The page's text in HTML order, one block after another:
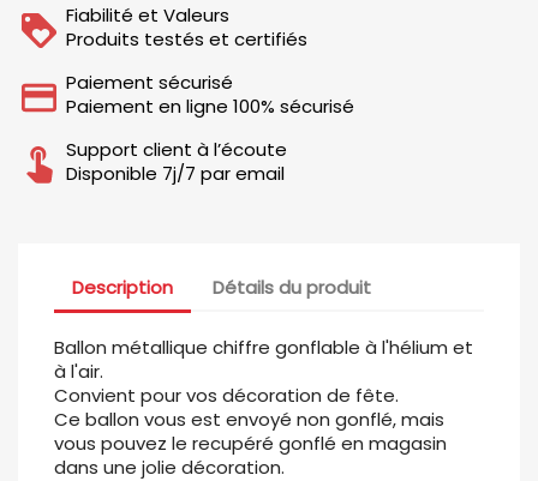
Fiabilité et Valeurs
Produits testés et certifiés
Paiement sécurisé
Paiement en ligne 100% sécurisé
Support client à l’écoute
Disponible 7j/7 par email
Description Détails du produit
Ballon métallique chiffre gonflable à l'hélium et
à l'air.
Convient pour vos décoration de fête.
Ce ballon vous est envoyé non gonflé, mais
vous pouvez le recupéré gonflé en magasin
dans une jolie décoration.